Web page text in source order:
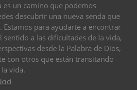
es un camino que podemos
descubrir una nueva senda que
Estamos para ayudarte a encontrar
sentido a las dificultades de la vida,
desde la Palabra de Dios,
con otros que están transitando
vida.